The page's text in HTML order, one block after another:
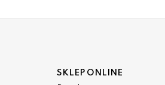
SKLEP ONLINE